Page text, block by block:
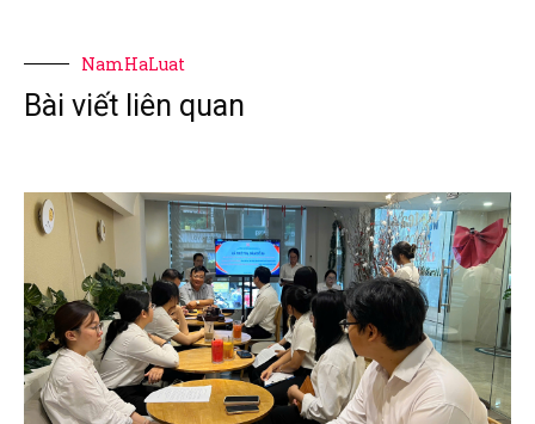
NamHaLuat
Bài viết liên quan